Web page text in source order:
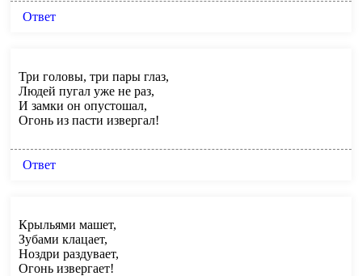
Ответ
Три головы, три пары глаз,
Людей пугал уже не раз,
И замки он опустошал,
Огонь из пасти извергал!
Ответ
Крыльями машет,
Зубами клацает,
Ноздри раздувает,
Огонь извергает!